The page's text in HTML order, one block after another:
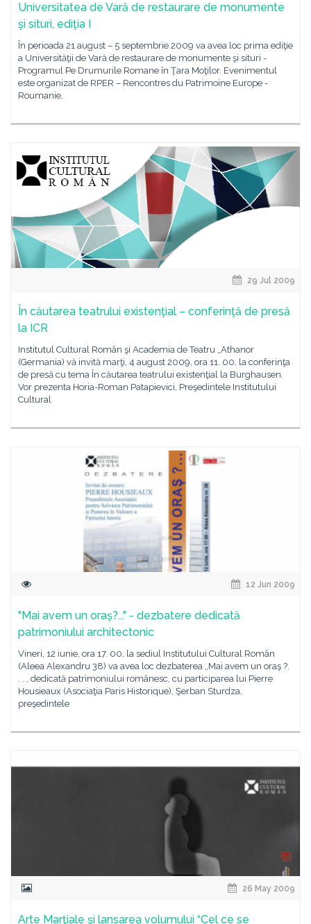
Universitatea de Vară de restaurare de monumente
şi situri, ediţia I
În perioada 21 august – 5 septembrie 2009 va avea loc prima ediţie
a Universităţii de Vară de restaurare de monumente şi situri -
Programul Pe Drumurile Romane în Ţara Moţilor. Evenimentul
este organizat de RPER – Rencontres du Patrimoine Europe -
Roumanie,
29 Jul 2009
În căutarea teatrului existenţial – conferinţă de presă
la ICR
Institutul Cultural Român şi Academia de Teatru „Athanor
(Germania) vă invită marţi, 4 august 2009, ora 11. 00, la conferinţa
de presă cu tema În căutarea teatrului existenţial la Burghausen.
Vor prezenta Horia-Roman Patapievici, Preşedintele Institutului
Cultural
12 Jun 2009
"Mai avem un oraş?..." - dezbatere dedicată
patrimoniului architectonic
Vineri, 12 iunie, ora 17. 00, la sediul Institutului Cultural Român
(Aleea Alexandru 38) va avea loc dezbaterea „Mai avem un oraş ?.
. . , dedicată patrimoniului românesc, cu participarea lui Pierre
Housieaux (Asociaţia Paris Historique), Şerban Sturdza,
preşedintele
26 May 2009
Arte Marţiale şi lansarea volumului “Cel ce se